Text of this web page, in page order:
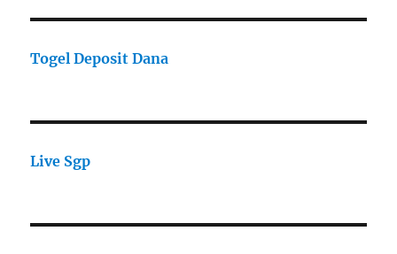
Togel Deposit Dana
Live Sgp